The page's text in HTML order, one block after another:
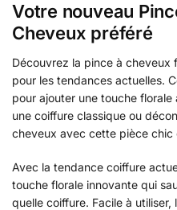
Votre nouveau
Cheveux préféré
Découvrez la pince à cheveux
pour les tendances actuelles.
pour ajouter une touche
une coiffure classique ou
cheveux avec cette pièce chic
Avec la tendance coiffure
touche florale innovante qui
quelle coiffure. Facile à